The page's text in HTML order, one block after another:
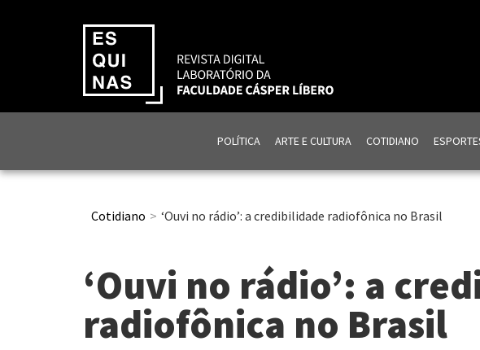
POLÍTICA ARTE E CULTURA COTIDIANO
Cotidiano ‘Ouvi no rádio’: a credibilidade radiofônica no Brasil
‘Ouvi no rádio’: a
radiofônica no Brasil